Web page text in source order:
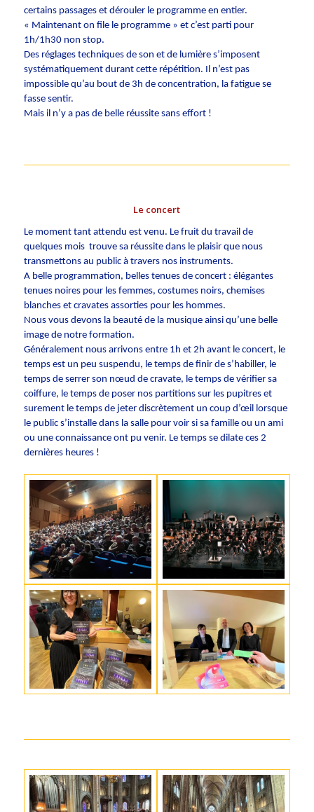
certains passages et dérouler le programme en entier.
« Maintenant on file le programme » et c’est parti pour
1h/1h30 non stop.
Des réglages techniques de son et de lumière s’imposent
systématiquement durant cette répétition. Il n’est pas
impossible qu’au bout de 3h de concentration, la fatigue se
fasse sentir.
Mais il n’y a pas de belle réussite sans effort !
Le concert
Le moment tant attendu est venu. Le fruit du travail de
quelques mois trouve sa réussite dans le plaisir que nous
transmettons au public à travers nos instruments.
A belle programmation, belles tenues de concert : élégantes
tenues noires pour les femmes, costumes noirs, chemises
blanches et cravates assorties pour les hommes.
Nous vous devons la beauté de la musique ainsi qu’une belle
image de notre formation.
Généralement nous arrivons entre 1h et 2h avant le concert, le
temps est un peu suspendu, le temps de finir de s’habiller, le
temps de serrer son nœud de cravate, le temps de vérifier sa
coiffure, le temps de poser nos partitions sur les pupitres et
surement le temps de jeter discrètement un coup d’œil lorsque
le public s’installe dans la salle pour voir si sa famille ou un ami
ou une connaissance ont pu venir. Le temps se dilate ces 2
dernières heures !